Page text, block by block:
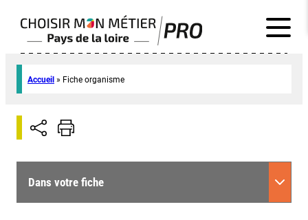
Accueil » Fiche organisme
Dans votre fiche